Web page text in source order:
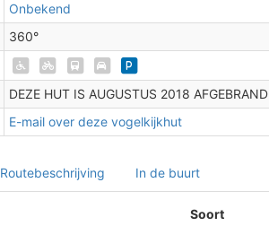
Onbekend
360°
DEZE HUT IS AUGUSTUS 2018 AFGEBRAND
E-mail over deze vogelkijkhut
Routebeschrijving In de buurt
Soort
2